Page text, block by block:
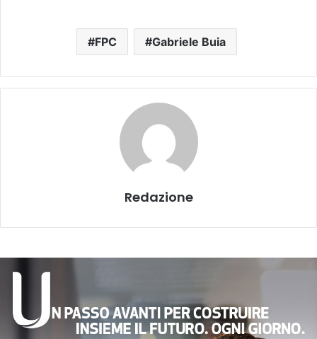
FPC Gabriele Buia
Redazione